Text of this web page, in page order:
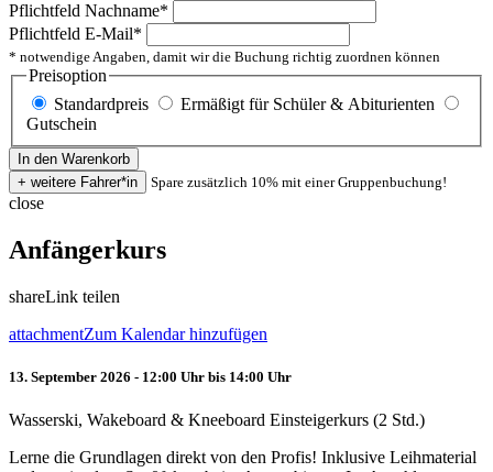
Pflichtfeld Nachname*
Pflichtfeld E-Mail*
* notwendige Angaben, damit wir die Buchung richtig zuordnen können
Preisoption
Standardpreis
Ermäßigt für Schüler & Abiturienten
Gutschein
Spare zusätzlich 10% mit einer Gruppenbuchung!
close
Anfängerkurs
shareLink teilen
attachmentZum Kalendar hinzufügen
13. September 2026 - 12:00 Uhr bis 14:00 Uhr
Wasserski, Wakeboard & Kneeboard Einsteigerkurs (2 Std.)
Lerne die Grundlagen direkt von den Profis! Inklusive Leihmaterial